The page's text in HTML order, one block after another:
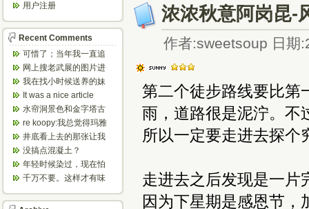
浓浓秋意阿岗昆-
作者:sweetsoup 日期
第二个徒步路线要比第
雨，道路很是泥泞。不
所以一定要走进去探个
走进去之后发现是一片
因为下星期是感恩节，
用户注册
Recent Comments
可惜了；当年我一直追
着这个，看博主夫妇一
步步在多伦...
网上搜老武展的图片进
来了，一晃是你十年前
的帖子，时...
我在找小时候送养的妹
妹，有人QQ找我说找到
了匹配的...
It was a nice article
and...
水帘洞景色和金字塔古
迹都不错。
re koopy:我总觉得玛雅
人见过外星人。不然哪...
井底看上去的那张让我
想起了蝙蝠侠。。下棋
那张会不会...
没搞点混凝土？
年轻时候染过，现在怕
伤头发不敢染了。不过
千万不要。这样才有味
气场。